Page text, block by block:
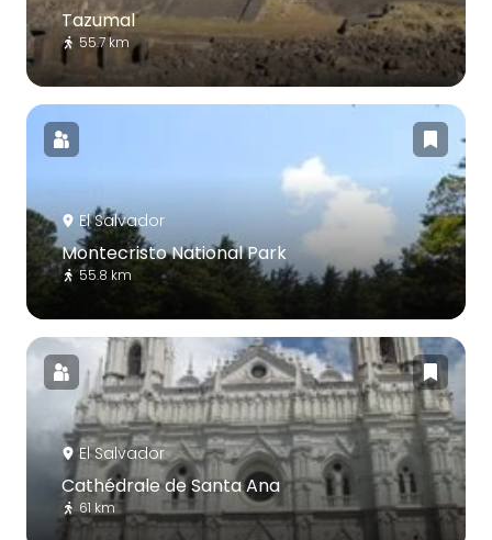
Tazumal
55.7 km
El Salvador
Montecristo National Park
55.8 km
El Salvador
Cathédrale de Santa Ana
61 km